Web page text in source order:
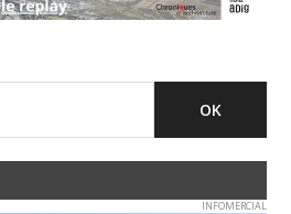
INFOMERCIAL